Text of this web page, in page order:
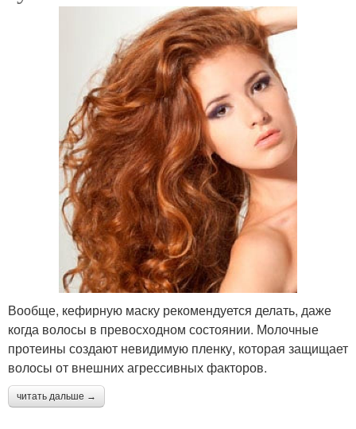
Вообще, кефирную маску рекомендуется делать, даже
когда волосы в превосходном состоянии. Молочные
протеины создают невидимую пленку, которая защищает
волосы от внешних агрессивных факторов.
читать дальше →